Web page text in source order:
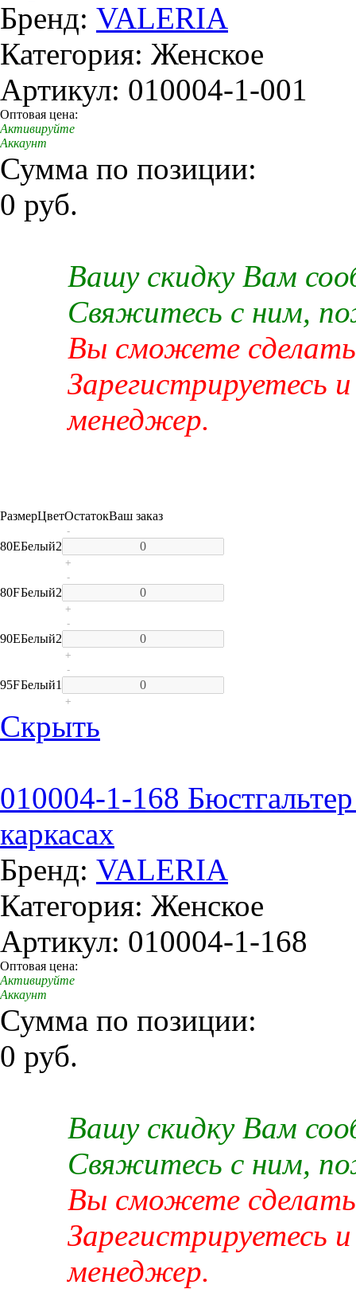
Бренд: VALERIA
Категория: Женское
Артикул: 010004-1-001
Оптовая цена:
Активируйте
Аккаунт
Сумма по позиции:
0 руб.
Вашу скидку Вам
Свяжитесь с ним,
Вы сможете сделать
Зарегистрируетесь
менеджер.
РазмерЦветОстатокВаш заказ
80EБелый2
-
+
80FБелый2
-
+
90EБелый2
-
+
95FБелый1
-
+
Скрыть
010004-1-168
каркасах
Бренд: VALERIA
Категория: Женское
Артикул: 010004-1-168
Оптовая цена:
Активируйте
Аккаунт
Сумма по позиции:
0 руб.
Вашу скидку Вам
Свяжитесь с ним,
Вы сможете сделать
Зарегистрируетесь
менеджер.